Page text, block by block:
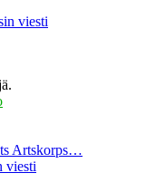
viesti
Artskorps…
viesti